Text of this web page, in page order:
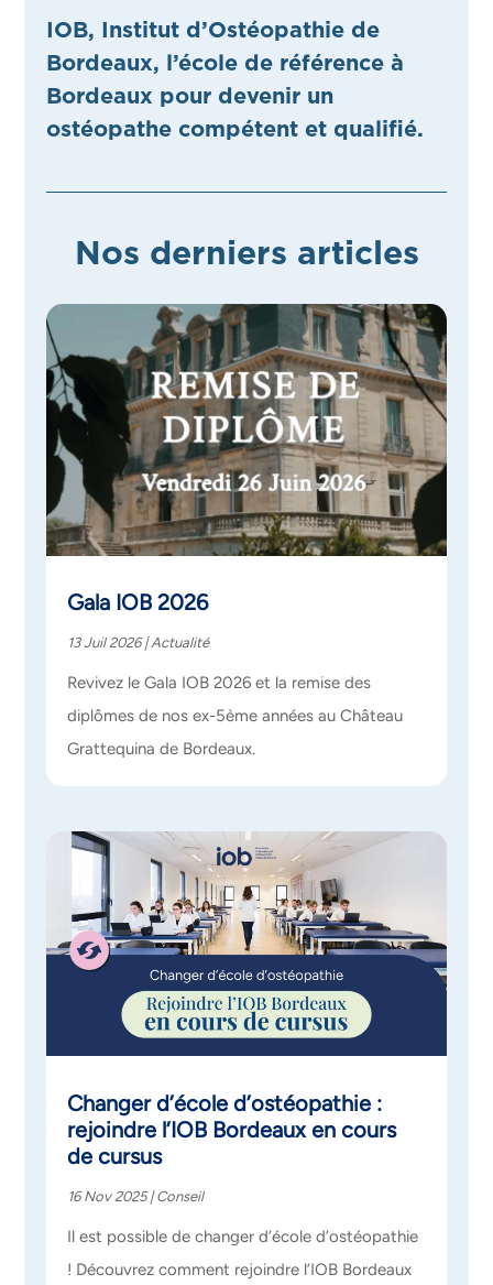
IOB, Institut d’Ostéopathie de
Bordeaux, l’école de référence à
Bordeaux pour devenir un
ostéopathe compétent et qualifié.
Nos derniers articles
Gala IOB 2026
13 Juil 2026|Actualité
Revivez le Gala IOB 2026 et la remise des
diplômes de nos ex-5ème années au Château
Grattequina de Bordeaux.
Changer d’école d’ostéopathie :
rejoindre l’IOB Bordeaux en cours
de cursus
16 Nov 2025|Conseil
Il est possible de changer d’école d’ostéopathie
! Découvrez comment rejoindre l’IOB Bordeaux